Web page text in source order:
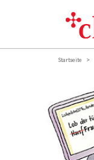
Startseite